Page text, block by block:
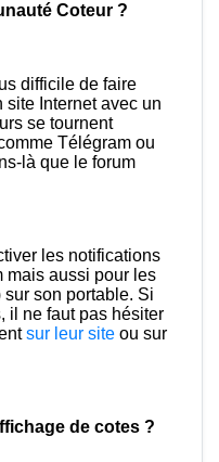
Coteur ?
difficile de faire
site Internet avec un
se tournent
Télégram ou
là que le forum
les notifications
mais aussi pour les
son portable. Si
il ne faut pas hésiter
sur leur site ou sur
de cotes ?